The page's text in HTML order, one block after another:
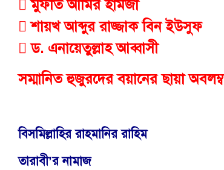
 মুফতি আমির হামজা
 শায়খ আব্দুর রাজ্জাক বিন ইউসুফ
 ড. এনায়েতুল্লাহ আব্বাসী
সম্মানিত হুজুরদের বয়ানের ছায়া
বিসমিল্লাহির রাহমানির রাহিম
তারাবী’র নামাজ